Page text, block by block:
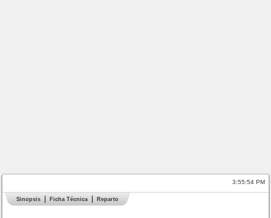
3:55:54 PM
Sinopsis Ficha Técnica Reparto